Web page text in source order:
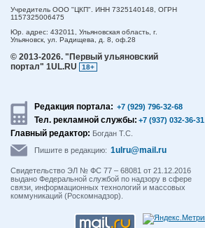
Учредитель ООО "ЦКП". ИНН 7325140148, ОГРН
1157325006475
Юр. адрес: 432011, Ульяновская область, г.
Ульяновск, ул. Радищева, д. 8, оф.28
© 2013-2026. "Первый ульяновский
портал" 1UL.RU
18+
Редакция портала: +7 (929) 796-32-68
Тел. рекламной службы: +7 (937) 032-36-31
Главный редактор: Богдан Т.С.
Пишите в редакцию: 1ulru@mail.ru
Свидетельство ЭЛ № ФС 77 – 68081 от 21.12.2016
выдано Федеральной службой по надзору в сфере
связи, информационных технологий и массовых
коммуникаций (Роскомнадзор).